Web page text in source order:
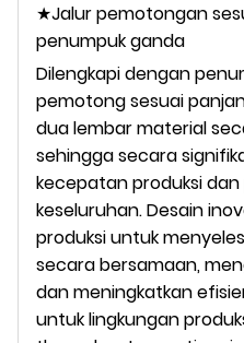
★Jalur pemotongan
penumpuk ganda
Dilengkapi dengan
pemotong sesuai
dua lembar material
sehingga secara
kecepatan produksi
keseluruhan. Desain
produksi untuk
secara bersamaan,
dan meningkatkan
untuk lingkungan